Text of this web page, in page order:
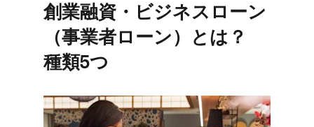
創業融資・ビジネスローン​
（事業者ローン）とは？​
種類5つ